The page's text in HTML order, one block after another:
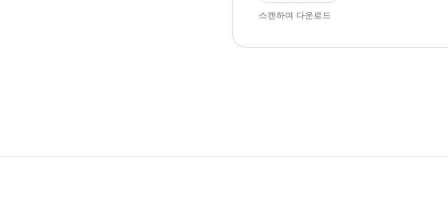
스캔하여 다운로드